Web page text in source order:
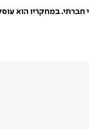
חברתי. במחקריו הוא